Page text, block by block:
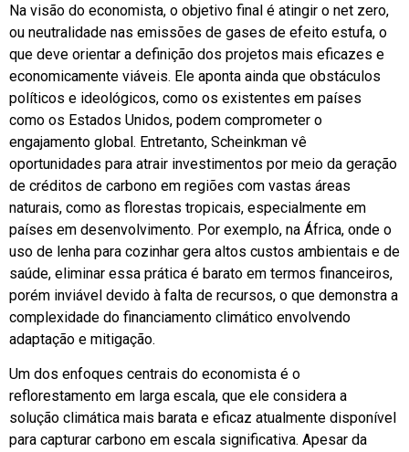
Na visão do economista, o objetivo final é atingir o net zero,
ou neutralidade nas emissões de gases de efeito estufa, o
que deve orientar a definição dos projetos mais eficazes e
economicamente viáveis. Ele aponta ainda que obstáculos
políticos e ideológicos, como os existentes em países
como os Estados Unidos, podem comprometer o
engajamento global. Entretanto, Scheinkman vê
oportunidades para atrair investimentos por meio da geração
de créditos de carbono em regiões com vastas áreas
naturais, como as florestas tropicais, especialmente em
países em desenvolvimento. Por exemplo, na África, onde o
uso de lenha para cozinhar gera altos custos ambientais e de
saúde, eliminar essa prática é barato em termos financeiros,
porém inviável devido à falta de recursos, o que demonstra a
complexidade do financiamento climático envolvendo
adaptação e mitigação.
Um dos enfoques centrais do economista é o
reflorestamento em larga escala, que ele considera a
solução climática mais barata e eficaz atualmente disponível
para capturar carbono em escala significativa. Apesar da